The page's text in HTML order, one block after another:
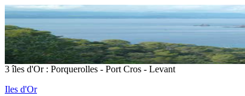
3 îles d'Or : Porquerolles - Port Cros - Levant
Iles d'Or